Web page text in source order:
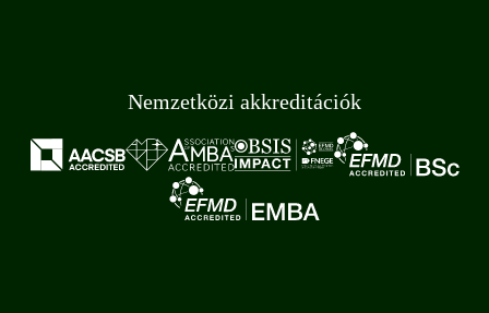
Nemzetközi akkreditációk